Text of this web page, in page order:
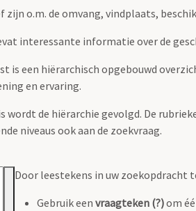
zijn o.m. de omvang, vindplaats,
interessante informatie over de
is een hiërarchisch opgebouwd
en ervaring.
wordt de hiërarchie gevolgd. De
niveaus ook aan de zoekvraag.
Door leestekens in uw zoekopdracht
Gebruik een vraagteken (?)om